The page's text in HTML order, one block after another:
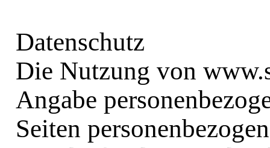
Datenschutz
Die Nutzung von
Angabe
Seiten